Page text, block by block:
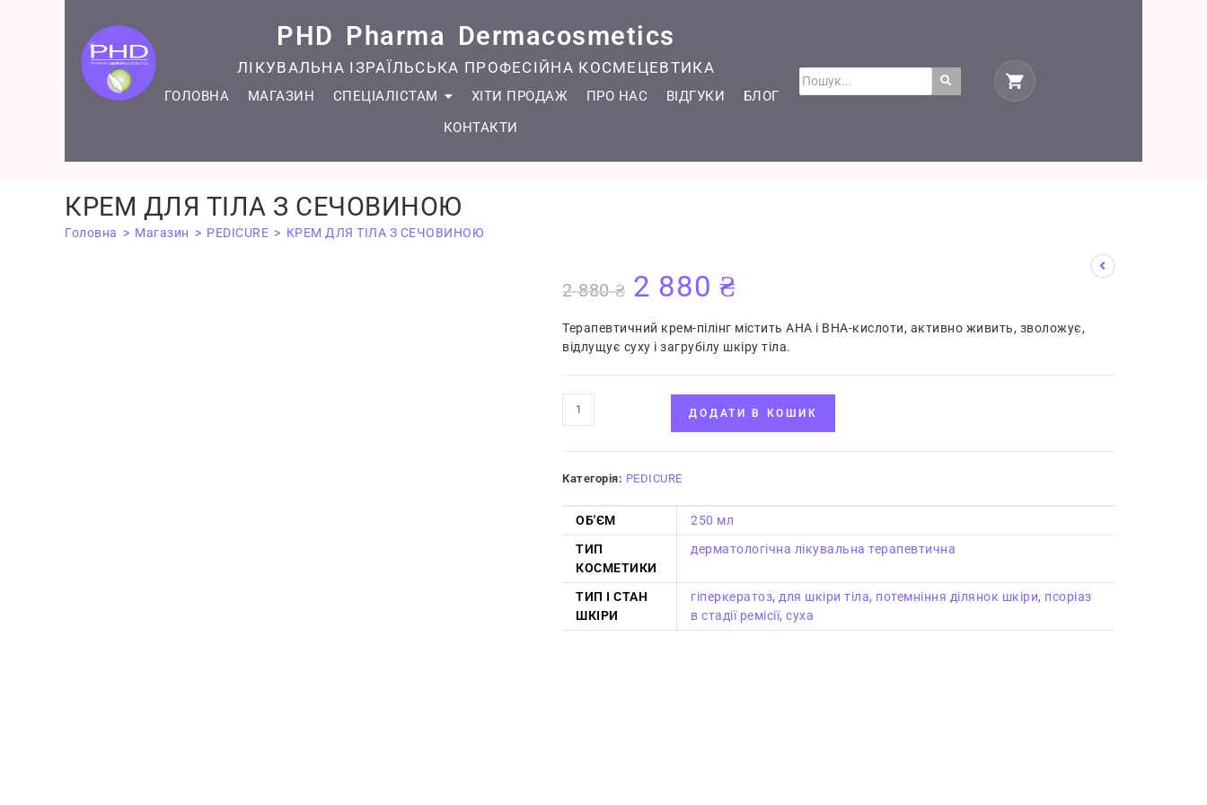
PHD Pharma Dermacosmetics
ЛІКУВАЛЬНА ІЗРАЇЛЬСЬКА ПРОФЕСІЙНА КОСМЕЦЕВТИКА
ГОЛОВНА МАГАЗИН СПЕЦІАЛІСТАМ ХІТИ ПРОДАЖ ПРО НАС ВІДГУКИ
БЛОГ
КОНТАКТИ
КРЕМ ДЛЯ ТІЛА З СЕЧОВИНОЮ
Головна > Магазин > PEDICURE > КРЕМ ДЛЯ ТІЛА З СЕЧОВИНОЮ
2 880₴ 2 880₴
Терапевтичний крем-пілінг містить AHA і BHA-кислоти, активно живить, зволожує,
відлущує суху і загрубілу шкіру тіла.
ДОДАТИ В КОШИК
Категорія: PEDICURE
ОБ'ЄМ
250 мл
ТИП
КОСМЕТИКИ
дерматологічна лікувальна терапевтична
ТИП І СТАН
ШКІРИ
гіперкератоз, для шкіри тіла, потемніння ділянок шкіри, псоріаз
в стадії ремісії,суха